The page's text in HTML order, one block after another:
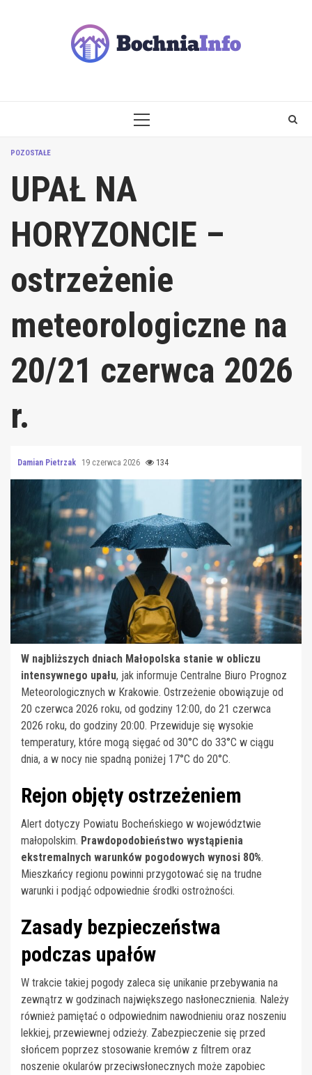
PRIMARY
POZOSTAŁE
UPAŁ NA
HORYZONCIE –
ostrzeżenie
meteorologiczne na
20/21 czerwca 2026
r.
Damian Pietrzak 19 czerwca 2026 134
W najbliższych dniach Małopolska stanie w obliczu
intensywnego upału, jak informuje Centralne Biuro Prognoz
Meteorologicznych w Krakowie. Ostrzeżenie obowiązuje od
20 czerwca 2026 roku, od godziny 12:00, do 21 czerwca
2026 roku, do godziny 20:00. Przewiduje się wysokie
temperatury, które mogą sięgać od 30°C do 33°C w ciągu
dnia, a w nocy nie spadną poniżej 17°C do 20°C.
Rejon objęty ostrzeżeniem
Alert dotyczy Powiatu Bocheńskiego w województwie
małopolskim. Prawdopodobieństwo wystąpienia
ekstremalnych warunków pogodowych wynosi 80%.
Mieszkańcy regionu powinni przygotować się na trudne
warunki i podjąć odpowiednie środki ostrożności.
Zasady bezpieczeństwa
podczas upałów
W trakcie takiej pogody zaleca się unikanie przebywania na
zewnątrz w godzinach największego nasłonecznienia. Należy
również pamiętać o odpowiednim nawodnieniu oraz noszeniu
lekkiej, przewiewnej odzieży. Zabezpieczenie się przed
słońcem poprzez stosowanie kremów z filtrem oraz
noszenie okularów przeciwsłonecznych może zapobiec